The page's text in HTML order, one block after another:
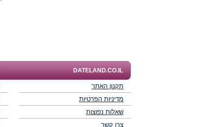
DATELAND.CO.IL
תקנון האתר
מדיניות הפרטיות
שאלות נפוצות
צרו קשר